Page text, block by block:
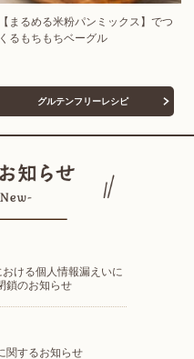
【まるめる米粉パンミックス】でつ
くるもちもちベーグル
グルテンフリーレシピ